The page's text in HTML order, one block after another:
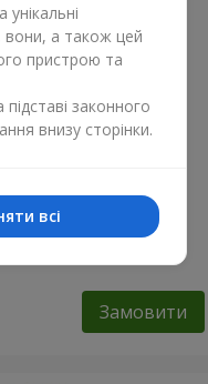
Замовити
вони, а також цей
пристрою та
законного
внизу сторінки.
всі